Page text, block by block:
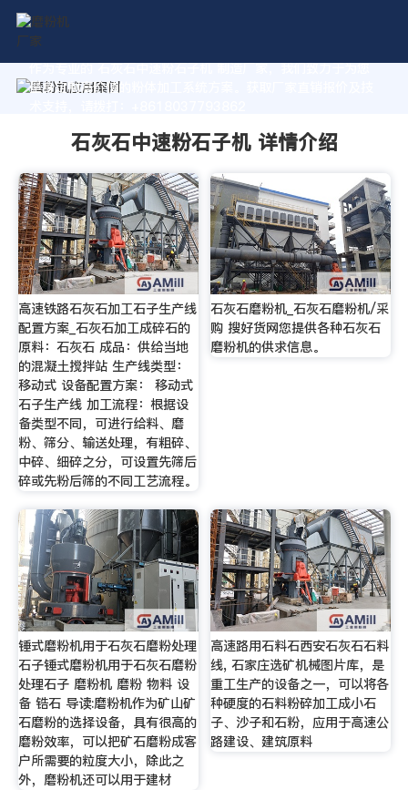
作为专业的 石灰石中速粉石子机 制造厂家，我们致力于为您
量身定制高价值的粉体加工系统方案。获取厂家直销报价及技
石灰石中速粉石子机 详情介绍
高速铁路石灰石加工石子生产线
配置方案_石灰石加工成碎石的
原料：石灰石 成品：供给当地
的混凝土搅拌站 生产线类型：
移动式 设备配置方案： 移动式
石子生产线 加工流程：根据设
备类型不同，可进行给料、磨
粉、筛分、输送处理，有粗碎、
中碎、细碎之分，可设置先筛后
碎或先粉后筛的不同工艺流程。
石灰石磨粉机_石灰石磨粉机/采
购 搜好货网您提供各种石灰石
磨粉机的供求信息。
锤式磨粉机用于石灰石磨粉处理
石子锤式磨粉机用于石灰石磨粉
处理石子 磨粉机 磨粉 物料 设
备 锆石 导读:磨粉机作为矿山矿
石磨粉的选择设备，具有很高的
磨粉效率，可以把矿石磨粉成客
户所需要的粒度大小，除此之
外，磨粉机还可以用于建材
高速路用石料石西安石灰石石料
线, 石家庄选矿机械图片库，是
重工生产的设备之一，可以将各
种硬度的石料粉碎加工成小石
子、沙子和石粉，应用于高速公
路建设、建筑原料